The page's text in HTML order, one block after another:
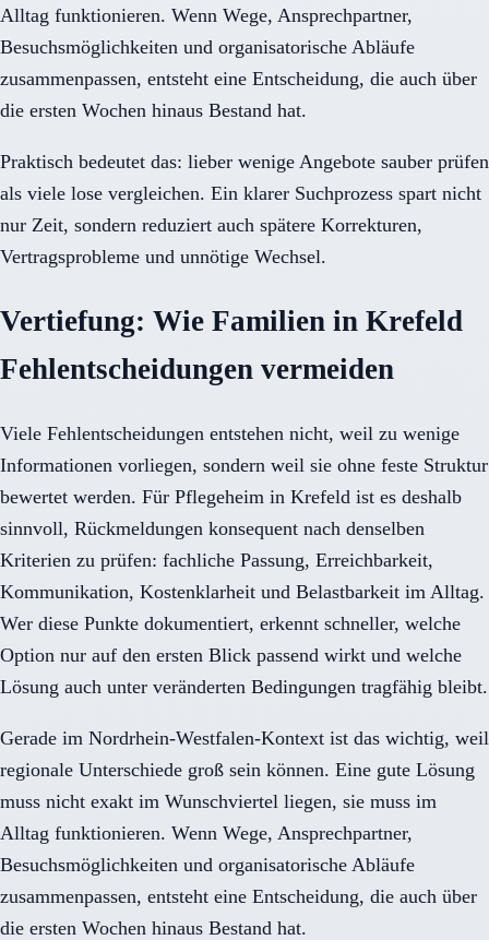
Alltag funktionieren. Wenn Wege, Ansprechpartner,
Besuchsmöglichkeiten und organisatorische Abläufe
zusammenpassen, entsteht eine Entscheidung, die auch über
die ersten Wochen hinaus Bestand hat.
Praktisch bedeutet das: lieber wenige Angebote sauber prüfen
als viele lose vergleichen. Ein klarer Suchprozess spart nicht
nur Zeit, sondern reduziert auch spätere Korrekturen,
Vertragsprobleme und unnötige Wechsel.
Vertiefung: Wie Familien in Krefeld
Fehlentscheidungen vermeiden
Viele Fehlentscheidungen entstehen nicht, weil zu wenige
Informationen vorliegen, sondern weil sie ohne feste Struktur
bewertet werden. Für Pflegeheim in Krefeld ist es deshalb
sinnvoll, Rückmeldungen konsequent nach denselben
Kriterien zu prüfen: fachliche Passung, Erreichbarkeit,
Kommunikation, Kostenklarheit und Belastbarkeit im Alltag.
Wer diese Punkte dokumentiert, erkennt schneller, welche
Option nur auf den ersten Blick passend wirkt und welche
Lösung auch unter veränderten Bedingungen tragfähig bleibt.
Gerade im Nordrhein-Westfalen-Kontext ist das wichtig, weil
regionale Unterschiede groß sein können. Eine gute Lösung
muss nicht exakt im Wunschviertel liegen, sie muss im
Alltag funktionieren. Wenn Wege, Ansprechpartner,
Besuchsmöglichkeiten und organisatorische Abläufe
zusammenpassen, entsteht eine Entscheidung, die auch über
die ersten Wochen hinaus Bestand hat.